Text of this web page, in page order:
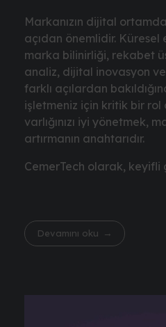
Markanızın dijital
açıdan önemlidir.
marka bilinirliği, rekabet
analiz, dijital inovasyon
farklı açılardan
işletmeniz için kritik bir rol
varlığınızı iyi yönetmek,
artırmanın anahtarıdır.
CemerTech olarak, keyifli
Devamını oku